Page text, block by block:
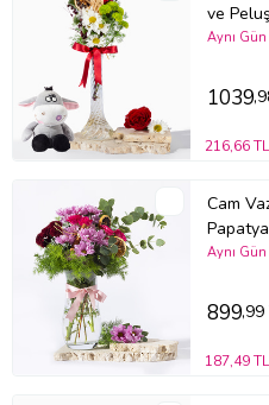
Stok durumuna göre ürünlerde
Ürün Kodu:bm314
ve
Aynı
1039
216,66
Cam
Aynı
899,99
187,49